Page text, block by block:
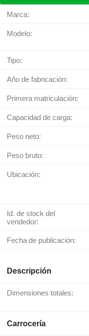
Marca:
Modelo:
Tipo:
Año de fabricación:
Primera matriculación:
Capacidad de carga:
Peso neto:
Peso bruto:
Ubicación:
Id. de stock del
vendedor:
Fecha de publicación:
Descripción
Dimensiones totales:
Carrocería